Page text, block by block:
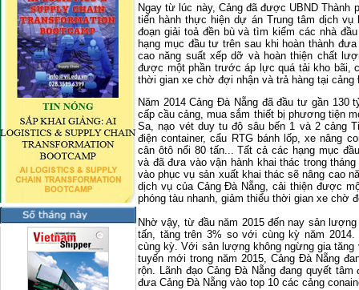
Ngay từ lúc này, Cảng đã được UBND Thành
tiến hành thực hiện dự án Trung tâm dịch
đoạn giải toả đền bù và tìm kiếm các nhà
hạng mục đầu tư trên sau khi hoàn thành
cao năng suất xếp dỡ và hoàn thiện chất
được một phần trước áp lực quá tải kho bãi,
thời gian xe chờ đợi nhận và trả hàng tại cảng
Năm 2014 Cảng Đà Nẵng đã đầu tư gần 130
cấp cầu cảng, mua sắm thiết bị phương tiện
Sa, nạo vét duy tu độ sâu bến 1 và 2 cảng
điện container, cẩu RTG bánh lốp, xe nâng
cân ôtô nổi 80 tấn... Tất cả các hạng mục
và đã đưa vào vận hành khai thác trong
vào phục vụ sản xuất khai thác sẽ nâng cao
dịch vụ của Cảng Đà Nẵng, cải thiện được
phóng tàu nhanh, giảm thiểu thời gian xe chờ
Nhờ vậy, từ đầu năm 2015 đến nay sản
tấn, tăng trên 3% so với cùng kỳ năm
cùng kỳ. Với sản lượng không ngừng gia
tuyến mới trong năm 2015, Cảng Đà Nẵng
rộn. Lãnh đạo Cảng Đà Nẵng đang quyết
đưa Cảng Đà Nẵng vào top 10 các cảng